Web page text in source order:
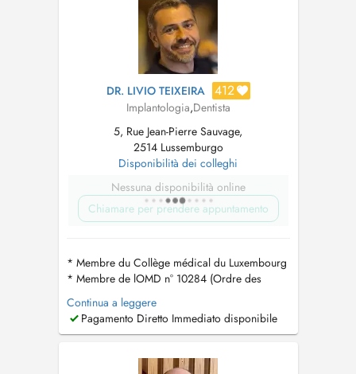
DR. LIVIO TEIXEIRA 412
Implantologia,Dentista
5, Rue Jean-Pierre Sauvage,
2514 Lussemburgo
Disponibilità dei colleghi
Nessuna disponibilità online
Chiamare per prendere appuntamento
* Membre du Collège médical du Luxembourg
* Membre de lOMD n° 10284 (Ordre des
Médecins Dentistes du Portugal) PT : As
consultas disponíveis no Doctena são
exclusivamente reservadas para novos
consulta. Se você já está em tratamento
Continua a leggere
Pagamento Diretto Immediato disponibile